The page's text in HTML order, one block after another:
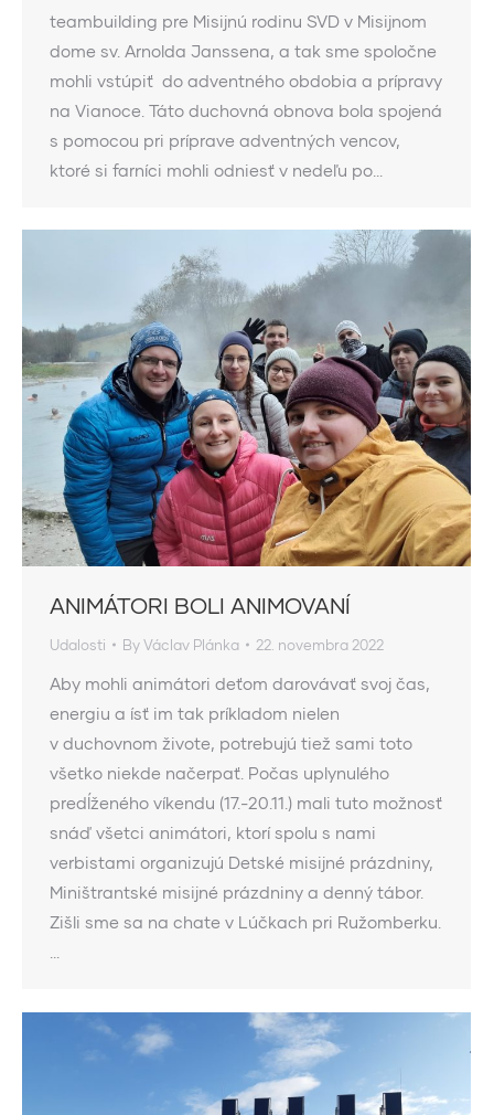
teambuilding pre Misijnú rodinu SVD v Misijnom
dome sv. Arnolda Janssena, a tak sme spoločne
mohli vstúpiť do adventného obdobia a prípravy
na Vianoce. Táto duchovná obnova bola spojená
s pomocou pri príprave adventných vencov,
ktoré si farníci mohli odniesť v nedeľu po…
ANIMÁTORI BOLI ANIMOVANÍ
Udalosti ByVáclav Plánka 22. novembra 2022
Aby mohli animátori deťom darovávať svoj čas,
energiu a ísť im tak príkladom nielen
v duchovnom živote, potrebujú tiež sami toto
všetko niekde načerpať. Počas uplynulého
predĺženého víkendu (17.-20.11.) mali tuto možnosť
snáď všetci animátori, ktorí spolu s nami
verbistami organizujú Detské misijné prázdniny,
Miništrantské misijné prázdniny a denný tábor.
Zišli sme sa na chate v Lúčkach pri Ružomberku.